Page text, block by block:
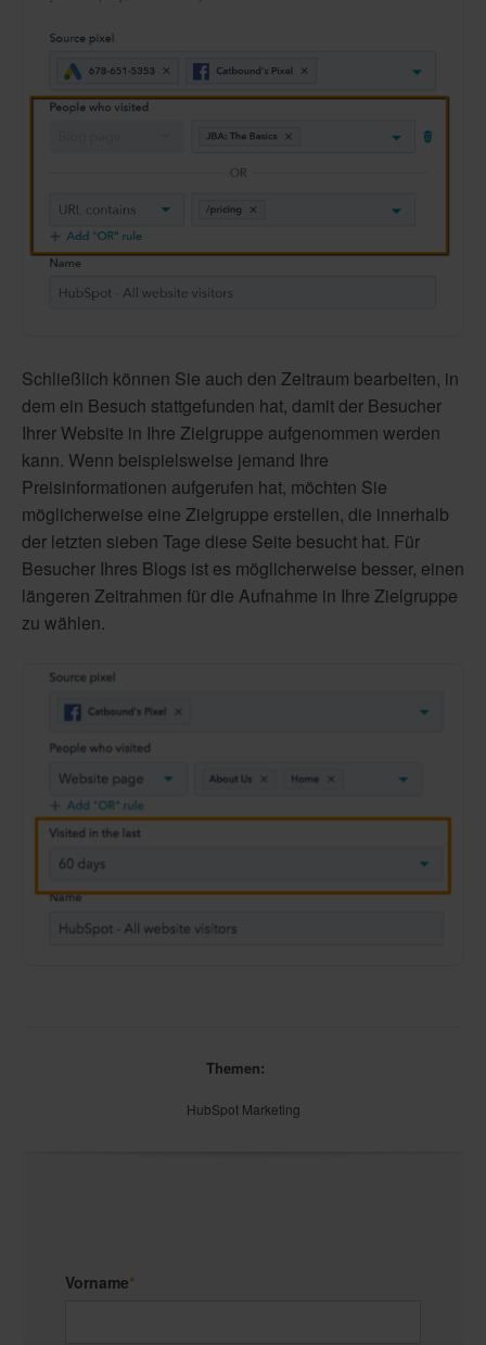
Schließlich können Sie auch den Zeitraum bearbeiten, in
dem ein Besuch stattgefunden hat, damit der Besucher
Ihrer Website in Ihre Zielgruppe aufgenommen werden
kann. Wenn beispielsweise jemand Ihre
Preisinformationen aufgerufen hat, möchten Sie
möglicherweise eine Zielgruppe erstellen, die innerhalb
der letzten sieben Tage diese Seite besucht hat. Für
Besucher Ihres Blogs ist es möglicherweise besser, einen
längeren Zeitrahmen für die Aufnahme in Ihre Zielgruppe
zu wählen.
Themen:
HubSpot Marketing
Vorname*